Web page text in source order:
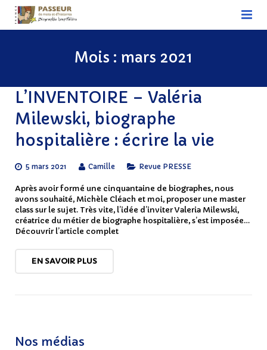
Devenir biographe hospitalier
Association nationale
Passeurs
Nous soutenir
Mois : mars 2021
L’INVENTOIRE – Valéria
Milewski, biographe
hospitalière : écrire la vie
5 mars 2021 Camille Revue PRESSE
Après avoir formé une cinquantaine de biographes, nous
avons souhaité, Michèle Cléach et moi, proposer une master
class sur le sujet. Très vite, l’idée d’inviter Valeria Milewski,
créatrice du métier de biographe hospitalière, s’est imposée…
Découvrir l’article complet
EN SAVOIR PLUS
Nos médias